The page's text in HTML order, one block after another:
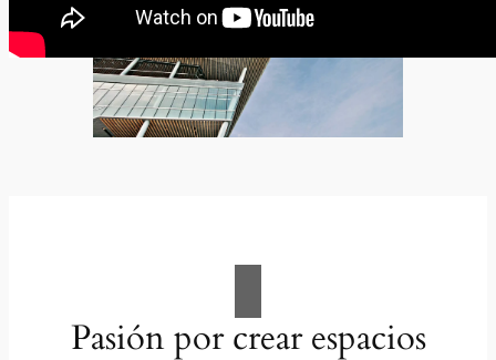
Pasión por crear espacios